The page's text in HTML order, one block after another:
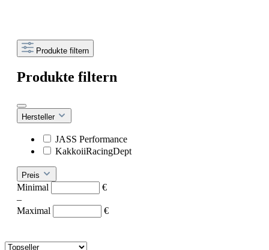
Produkte filtern
Produkte filtern
Hersteller
JASS Performance
KakkoiiRacingDept
Preis
Minimal
€
–
Maximal
€